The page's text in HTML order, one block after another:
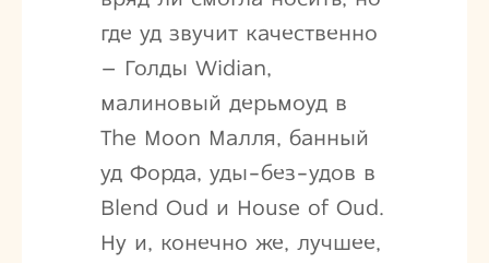
где уд звучит качественно
– Голды Widian,
малиновый дерьмоуд в
The Moon Малля, банный
уд Форда, уды-без-удов в
Blend Oud и House of Oud.
Ну и, конечно же, лучшее,